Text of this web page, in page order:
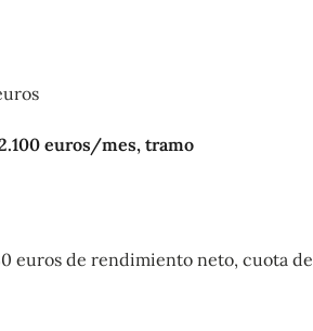
euros/mes, tramo
euros de rendimiento neto, cuota de